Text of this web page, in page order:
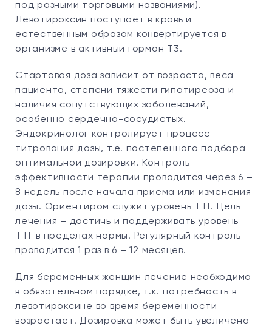
под разными торговыми названиями).
Левотироксин поступает в кровь и
естественным образом конвертируется в
организме в активный гормон Т3.
Стартовая доза зависит от возраста, веса
пациента, степени тяжести гипотиреоза и
наличия сопутствующих заболеваний,
особенно сердечно-сосудистых.
Эндокринолог контролирует процесс
титрования дозы, т.е. постепенного подбора
оптимальной дозировки. Контроль
эффективности терапии проводится через 6 –
8 недель после начала приема или изменения
дозы. Ориентиром служит уровень ТТГ. Цель
лечения – достичь и поддерживать уровень
ТТГ в пределах нормы. Регулярный контроль
проводится 1 раз в 6 – 12 месяцев.
Для беременных женщин лечение необходимо
в обязательном порядке, т.к. потребность в
левотироксине во время беременности
возрастает. Дозировка может быть увеличена